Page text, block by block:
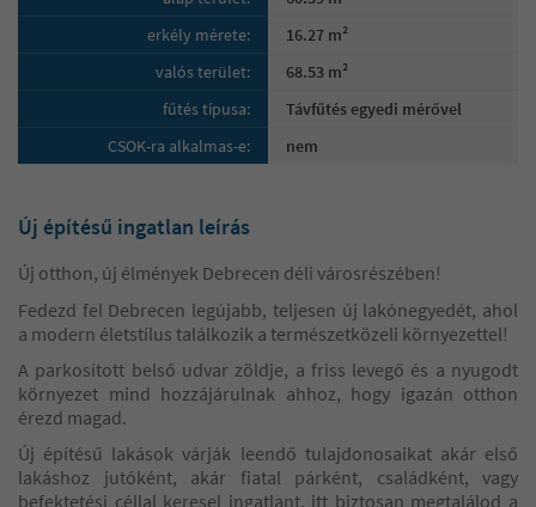
erkély mérete:
16.27 m²
valós terület:
68.53 m²
fűtés típusa:
Távfűtés egyedi mérővel
CSOK-ra alkalmas-e:
nem
Új építésű ingatlan leírás
Új otthon, új élmények Debrecen déli városrészében!
Fedezd fel Debrecen legújabb, teljesen új lakónegyedét, ahol
a modern életstílus találkozik a természetközeli környezettel!
A parkosított belső udvar zöldje, a friss levegő és a nyugodt
környezet mind hozzájárulnak ahhoz, hogy igazán otthon
érezd magad.
Új építésű lakások várják leendő tulajdonosaikat akár első
lakáshoz jutóként, akár fiatal párként, családként, vagy
befektetési céllal keresel ingatlant, itt biztosan megtalálod a